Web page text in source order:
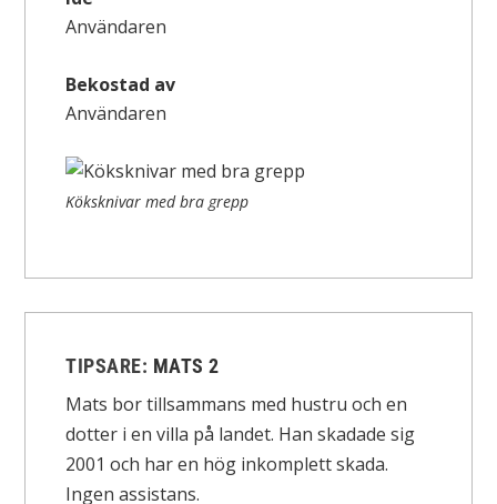
Användaren
Bekostad av
Användaren
Köksknivar med bra grepp
TIPSARE: MATS 2
Mats bor tillsammans med hustru och en
dotter i en villa på landet. Han skadade sig
2001 och har en hög inkomplett skada.
Ingen assistans.